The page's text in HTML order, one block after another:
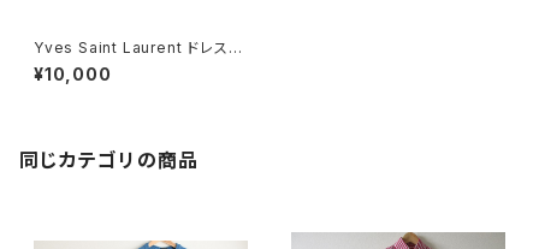
Yves Saint Laurent ドレスシ
ャツ
¥10,000
同じカテゴリの商品